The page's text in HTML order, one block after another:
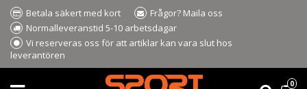
Betala säkert med kort
Frågor? Maila oss
Normalleveranstid 5-10 arbetsdagar
Vi reserveras oss för att artiklar kan vara slut hos
leverantören
0